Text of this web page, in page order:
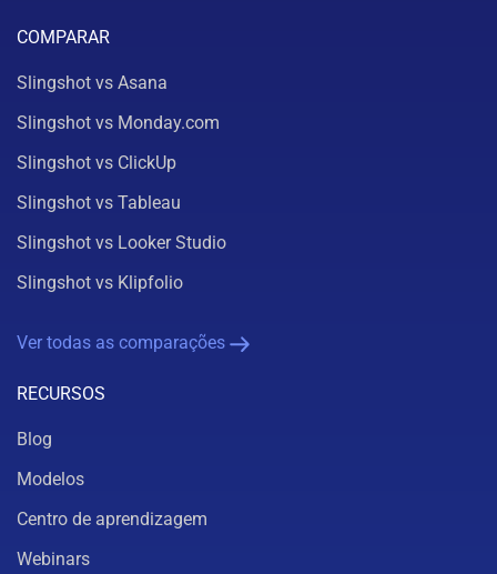
COMPARAR
Slingshot vs Asana
Slingshot vs Monday.com
Slingshot vs ClickUp
Slingshot vs Tableau
Slingshot vs Looker Studio
Slingshot vs Klipfolio
Ver todas as comparações
RECURSOS
Blog
Modelos
Centro de aprendizagem
Webinars